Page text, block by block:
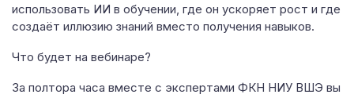
использовать ИИ в обучении, где он ускоряет рост и где
создаёт иллюзию знаний вместо получения навыков.
Что будет на вебинаре?
За полтора часа вместе с экспертами ФКН НИУ ВШЭ вы